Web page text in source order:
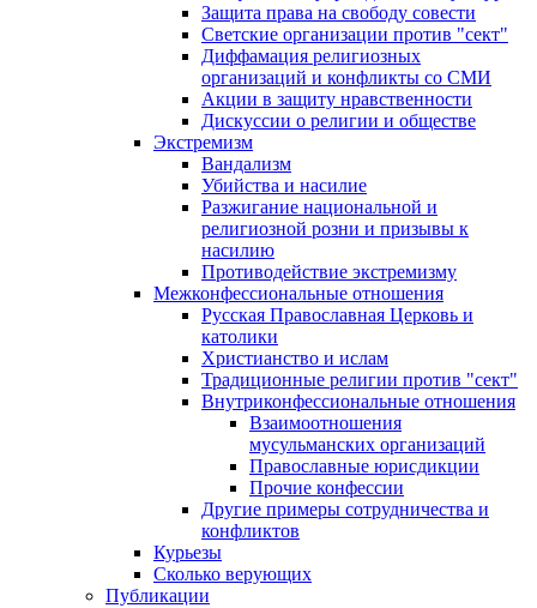
Защита права на свободу совести
Светские организации против "сект"
Диффамация религиозных
организаций и конфликты со СМИ
Акции в защиту нравственности
Дискуссии о религии и обществе
Экстремизм
Вандализм
Убийства и насилие
Разжигание национальной и
религиозной розни и призывы к
насилию
Противодействие экстремизму
Межконфессиональные отношения
Русская Православная Церковь и
католики
Христианство и ислам
Традиционные религии против "сект"
Внутриконфессиональные отношения
Взаимоотношения
мусульманских организаций
Православные юрисдикции
Прочие конфессии
Другие примеры сотрудничества и
конфликтов
Курьезы
Сколько верующих
Публикации